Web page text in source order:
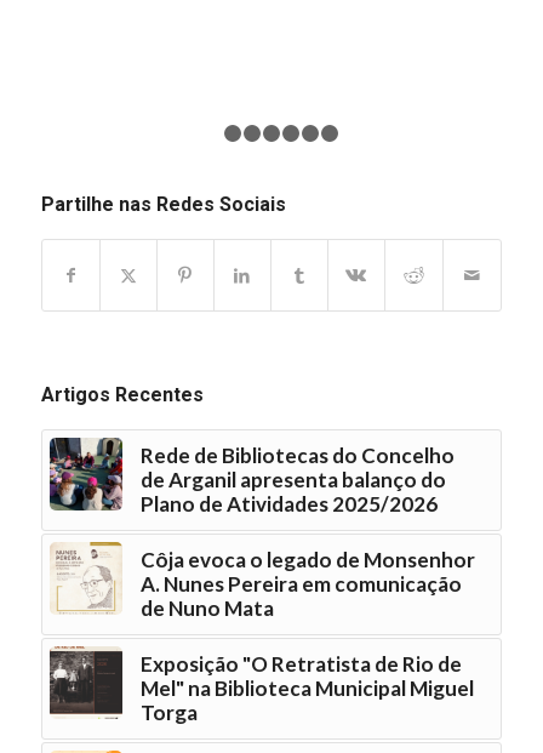
1
Partilhe nas Redes Sociais
Artigos Recentes
Rede de Bibliotecas do Concelho
de Arganil apresenta balanço do
Plano de Atividades 2025/2026
Côja evoca o legado de Monsenhor
A. Nunes Pereira em comunicação
de Nuno Mata
Exposição "O Retratista de Rio de
Mel" na Biblioteca Municipal Miguel
Torga